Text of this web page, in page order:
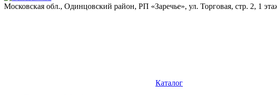
Московская обл., Одинцовский район, РП «Заречье», ул. Торговая, стр. 2, 1
Каталог